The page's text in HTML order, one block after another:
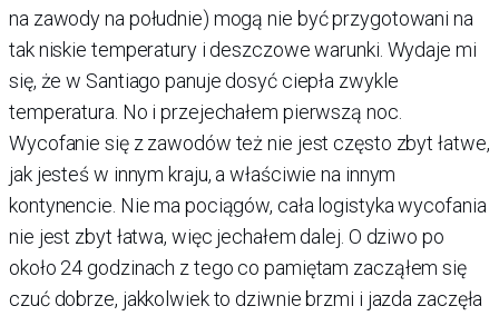
na zawody na południe) mogą nie być przygotowani na
tak niskie temperatury i deszczowe warunki. Wydaje mi
się, że w Santiago panuje dosyć ciepła zwykle
temperatura. No i przejechałem pierwszą noc.
Wycofanie się z zawodów też nie jest często zbyt łatwe,
jak jesteś w innym kraju, a właściwie na innym
kontynencie. Nie ma pociągów, cała logistyka wycofania
nie jest zbyt łatwa, więc jechałem dalej. O dziwo po
około 24 godzinach z tego co pamiętam zacząłem się
czuć dobrze, jakkolwiek to dziwnie brzmi i jazda zaczęła